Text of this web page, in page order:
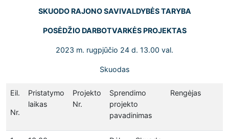
SKUODO RAJONO SAVIVALDYBĖS TARYBA
POSĖDŽIO DARBOTVARKĖS PROJEKTAS
2023 m. rugpjūčio 24 d. 13.00 val.
Skuodas
Eil.
Nr.
Pristatymo
laikas
Projekto
Nr.
Sprendimo
projekto
pavadinimas
Rengėjas